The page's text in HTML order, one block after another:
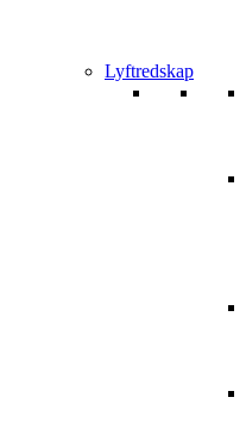
Lyftredskap